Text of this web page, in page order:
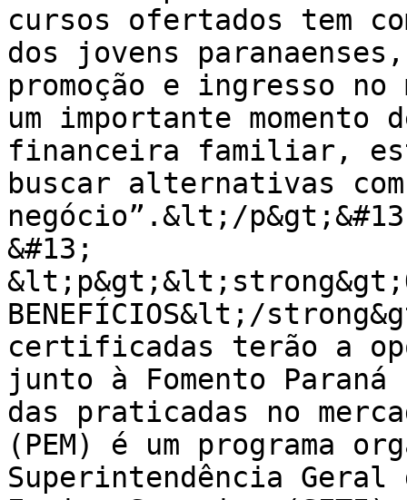
cursos ofertados tem
dos jovens
promoção e ingresso
um importante momento
financeira familiar,
buscar alternativas
negócio”.&lt;/
&#13;
BENEFÍCIOS&lt;/
certificadas terão a
junto à Fomento
das praticadas no
(PEM) é um programa
Superintendência